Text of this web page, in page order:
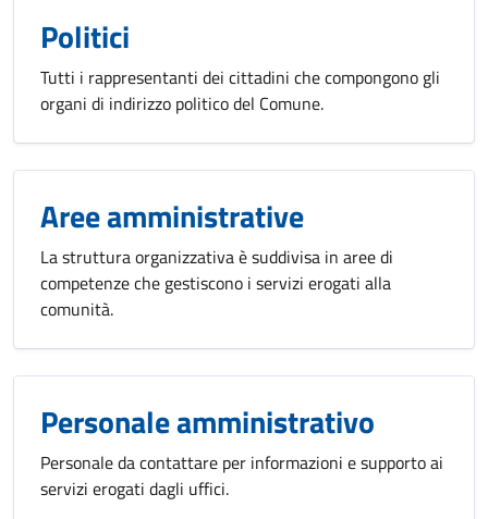
Politici
Tutti i rappresentanti dei cittadini che compongono gli
organi di indirizzo politico del Comune.
Aree amministrative
La struttura organizzativa è suddivisa in aree di
competenze che gestiscono i servizi erogati alla
comunità.
Personale amministrativo
Personale da contattare per informazioni e supporto ai
servizi erogati dagli uffici.